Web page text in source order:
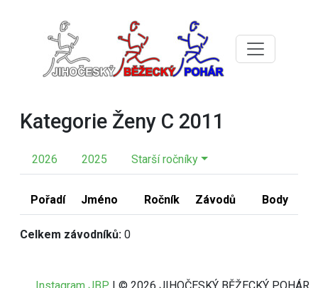
Kategorie Ženy C 2011
2026 2025 Starší ročníky
Pořadí Jméno Ročník Závodů Body
Celkem závodníků: 0